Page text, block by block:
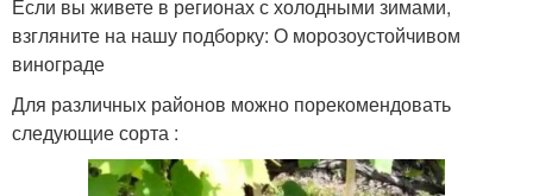
Если вы живете в регионах с холодными зимами,
взгляните на нашу подборку: О морозоустойчивом
винограде
Для различных районов можно порекомендовать
следующие сорта :